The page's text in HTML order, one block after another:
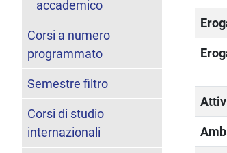
accademico
Corsi a numero
programmato
Semestre filtro
Corsi di studio
internazionali